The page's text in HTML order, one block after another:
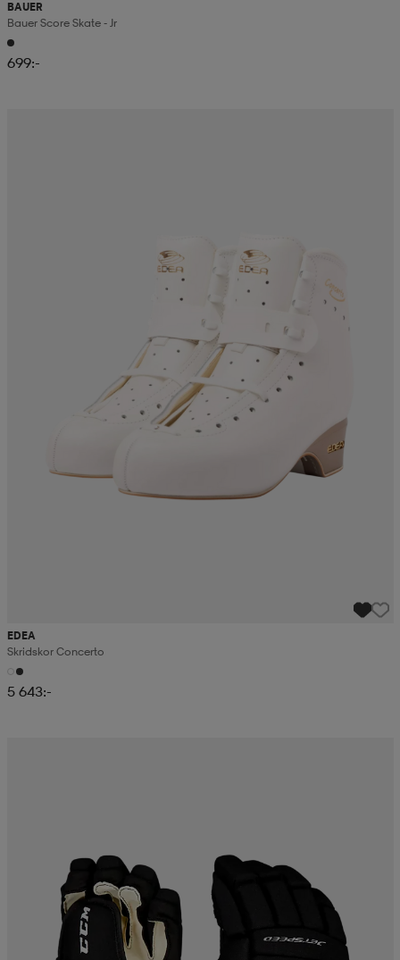
BAUER
Bauer Score Skate - Jr
699:-
EDEA
Skridskor Concerto
5 643:-